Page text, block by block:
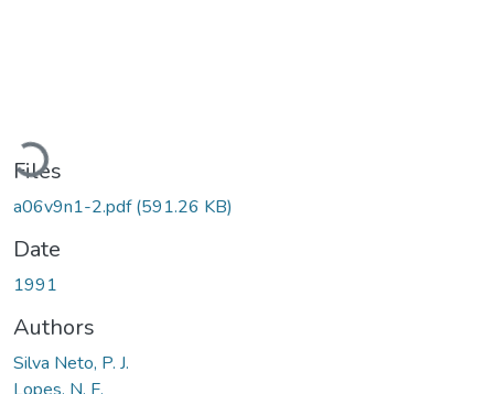
Loading...
Files
a06v9n1-2.pdf(591.26 KB)
Date
1991
Authors
Silva Neto, P. J.